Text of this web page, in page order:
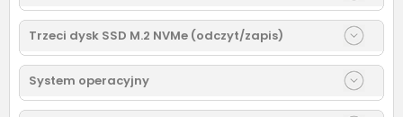
Trzeci dysk SSD M.2 NVMe (odczyt/zapis)
System operacyjny